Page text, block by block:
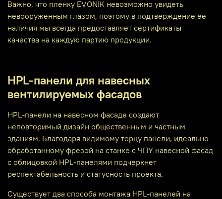
Важно, что пленку EVONIK невозможно увидеть
невооруженным глазом, поэтому в подтверждение ее
наличия мы всегда предоставляет сертификаты
качества на каждую партию продукции.
HPL-панели для навесных
вентилируемых фасадов
HPL-панели на навесном фасаде создают
неповторимый дизайн общественным и частным
зданиям. Благодаря видимому торцу панели, идеально
обработанному фрезой на станке с ЧПУ навесной фасад
с облицовкой HPL-панелями подчеркнет
респектабельность и статусность проекта.
Существует два способа монтажа HPL-панелей на